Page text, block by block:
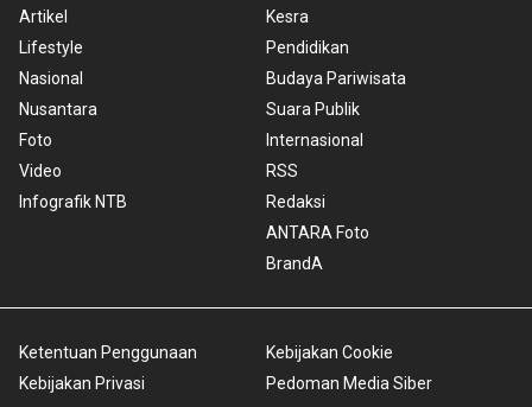
Artikel
Lifestyle
Nasional
Nusantara
Foto
Video
Infografik NTB
Kesra
Pendidikan
Budaya Pariwisata
Suara Publik
Internasional
RSS
Redaksi
ANTARA Foto
BrandA
Ketentuan Penggunaan
Kebijakan Privasi
Kebijakan Cookie
Pedoman Media Siber